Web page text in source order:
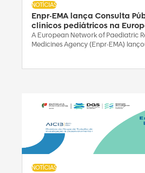
Enpr-EMA lança Consulta
clínicos pediátricos na
NOTÍCIAS
A European Network of Paediatric
Medicines Agency (Enpr-EMA)
NOTÍCIAS